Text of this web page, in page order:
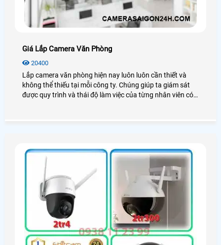
Giá Lắp Camera Văn Phòng
20400
Lắp camera văn phòng hiện nay luôn luôn cần thiết và
không thể thiếu tại mỗi công ty. Chúng giúp ta giám sát
được quy trình và thái độ làm việc của từng nhân viên có